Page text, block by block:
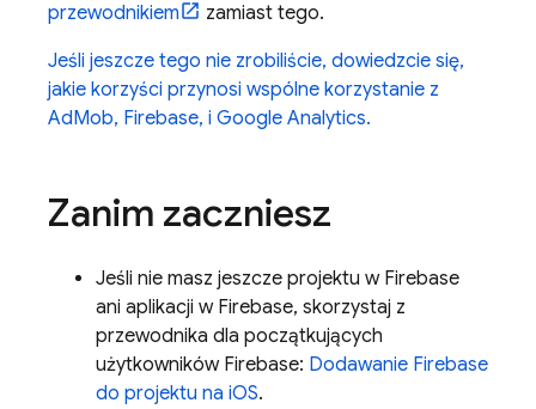
przewodnikiem
zamiast tego.
Jeśli jeszcze tego nie zrobiliście, dowiedzcie się,
jakie korzyści przynosi wspólne korzystanie z
AdMob, Firebase, i Google Analytics.
Zanim zaczniesz
Jeśli nie masz jeszcze projektu w Firebase
ani aplikacji w Firebase, skorzystaj z
przewodnika dla początkujących
użytkowników Firebase: Dodawanie Firebase
do projektu na iOS.